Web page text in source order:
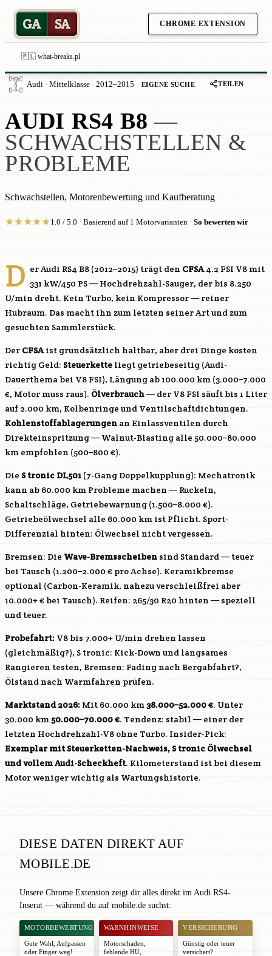
GA SA CHROME EXTENSION
🇵🇱 what-breaks.pl
Audi · Mittelklasse · 2012–2015 EIGENE SUCHE TEILEN
AUDI RS4 B8 —
SCHWACHSTELLEN &
PROBLEME
Schwachstellen, Motorenbewertung und Kaufberatung
★★★★★1.0 / 5.0 · Basierend auf 1 Motorvarianten · So bewerten wir
D er Audi RS4 B8 (2012–2015) trägt den CFSA4.2 FSI V8 mit
331 kW/450 PS — Hochdrehzahl-Sauger, der bis 8.250
U/min dreht. Kein Turbo, kein Kompressor — reiner
Hubraum. Das macht ihn zum letzten seiner Art und zum
gesuchten Sammlerstück.
Der CFSAist grundsätzlich haltbar, aber drei Dinge kosten
richtig Geld: Steuerkette liegt getriebeseitig (Audi-
Dauerthema bei V8 FSI), Längung ab 100.000 km (3.000–7.000
€, Motor muss raus). Ölverbrauch— der V8 FSI säuft bis 1 Liter
auf 2.000 km, Kolbenringe und Ventilschaftdichtungen.
Kohlenstoffablagerungen an Einlassventilen durch
Direkteinspritzung — Walnut-Blasting alle 50.000–80.000
km empfohlen (500–800 €).
Die S tronic DL501 (7-Gang Doppelkupplung): Mechatronik
kann ab 60.000 km Probleme machen — Ruckeln,
Schaltschläge, Getriebewarnung (1.500–8.000 €).
Getriebeölwechsel alle 60.000 km ist Pflicht. Sport-
Differenzial hinten: Ölwechsel nicht vergessen.
Bremsen: Die Wave-Bremsscheiben sind Standard — teuer
bei Tausch (1.200–2.000 € pro Achse). Keramikbremse
optional (Carbon-Keramik, nahezu verschleißfrei aber
10.000+ € bei Tausch). Reifen: 265/30 R20 hinten — speziell
und teuer.
Probefahrt: V8 bis 7.000+ U/min drehen lassen
(gleichmäßig?), S tronic: Kick-Down und langsames
Rangieren testen, Bremsen: Fading nach Bergabfahrt?,
Ölstand nach Warmfahren prüfen.
Marktstand 2026: Mit 60.000 km38.000–52.000 €. Unter
30.000 km50.000–70.000 €. Tendenz: stabil — einer der
letzten Hochdrehzahl-V8 ohne Turbo. Insider-Pick:
Exemplar mit Steuerketten-Nachweis, S tronic Ölwechsel
und vollem Audi-Scheckheft. Kilometerstand ist bei diesem
Motor weniger wichtig als Wartungshistorie.
DIESE DATEN DIREKT AUF
MOBILE.DE
Unsere Chrome Extension zeigt dir alles direkt im Audi RS4-
Inserat — während du auf mobile.de suchst:
MOTORBEWERTUNG
Gute Wahl
Aufpassen
oder Finger weg!
WARNHINWEISE
Motorschaden,
fehlende HU,
VERSICHERUNG
Günstig oder teuer
versichert?